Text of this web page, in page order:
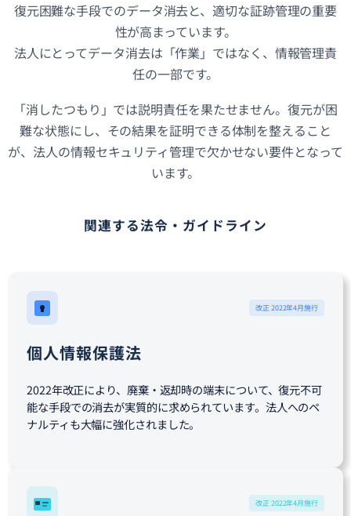
復元困難な手段でのデータ消去と、適切な証跡管理の重要
性が高まっています。
法人にとってデータ消去は「作業」ではなく、情報管理責
任の一部です。
「消したつもり」では説明責任を果たせません。復元が困
難な状態にし、その結果を証明できる体制を整えること
が、法人の情報セキュリティ管理で欠かせない要件となって
います。
関連する法令・ガイドライン
改正 2022年4月施行
個人情報保護法
2022年改正により、廃棄・返却時の端末について、復元不可
能な手段での消去が実質的に求められています。法人へのペ
ナルティも大幅に強化されました。
改正 2022年4月施行